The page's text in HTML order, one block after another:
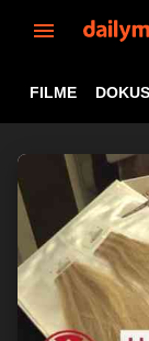
FILME DOKUS